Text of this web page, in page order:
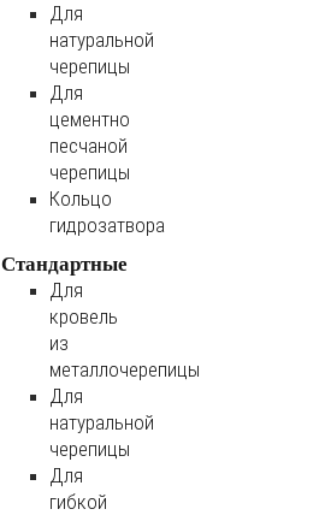
Для
натуральной
черепицы
Для
цементно
песчаной
черепицы
Кольцо
гидрозатвора
Стандартные
Для
кровель
из
металлочерепицы
Для
натуральной
черепицы
Для
гибкой